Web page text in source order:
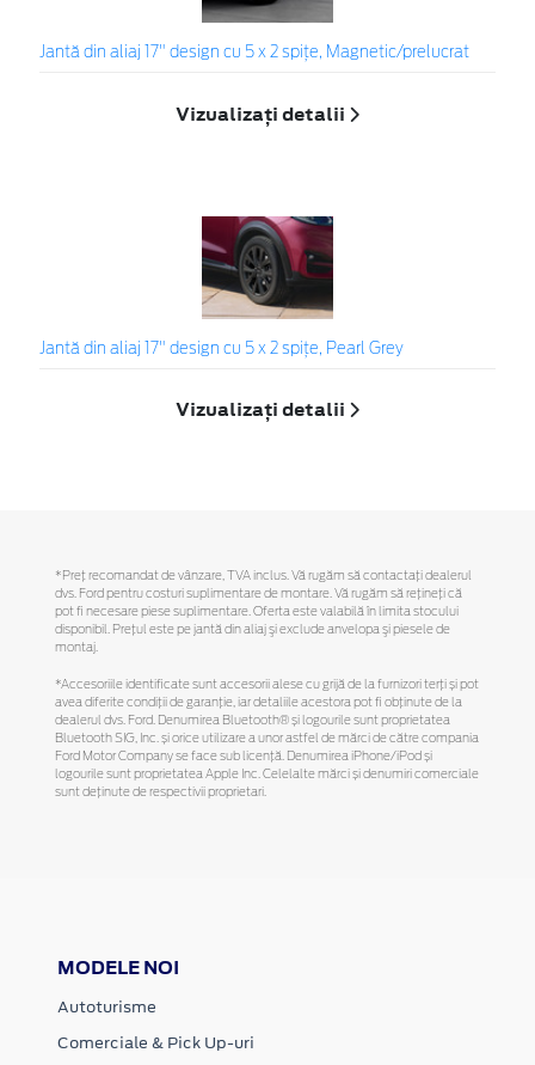
Jantă din aliaj 17" design cu 5 x 2 spițe, Magnetic/prelucrat
Vizualizați detalii
Jantă din aliaj 17" design cu 5 x 2 spiţe, Pearl Grey
Vizualizați detalii
*Preţ recomandat de vânzare, TVA inclus. Vă rugăm să contactaţi dealerul
dvs. Ford pentru costuri suplimentare de montare. Vă rugăm să reţineţi că
pot fi necesare piese suplimentare. Oferta este valabilă în limita stocului
disponibil. Preţul este pe jantă din aliaj şi exclude anvelopa şi piesele de
montaj.
*Accesoriile identificate sunt accesorii alese cu grijă de la furnizori terți și pot
avea diferite condiții de garanție, iar detaliile acestora pot fi obținute de la
dealerul dvs. Ford. Denumirea Bluetooth® și logourile sunt proprietatea
Bluetooth SIG, Inc. și orice utilizare a unor astfel de mărci de către compania
Ford Motor Company se face sub licență. Denumirea iPhone/iPod și
logourile sunt proprietatea Apple Inc. Celelalte mărci și denumiri comerciale
sunt deținute de respectivii proprietari.
MODELE NOI
Autoturisme
Comerciale & Pick Up-uri